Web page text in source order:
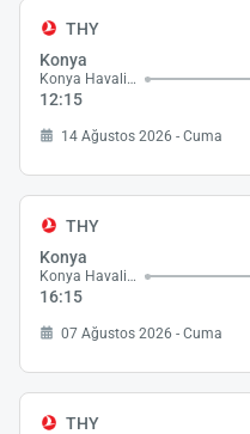
THY
Konya
Konya Havalimanı
12:15
14 Ağustos 2026 - Cuma
THY
Konya
Konya Havalimanı
16:15
07 Ağustos 2026 - Cuma
THY